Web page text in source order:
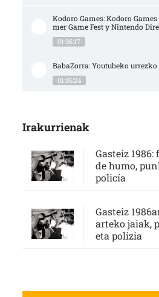
Kodoro Games: Kodoro Games
mer Game Fest y Nintendo
01:06:17
BabaZorra: Youtubeko
01:06:24
Irakurrienak
Gasteiz
de humo,
policía
Gasteiz
arteko jaiak,
eta polizia